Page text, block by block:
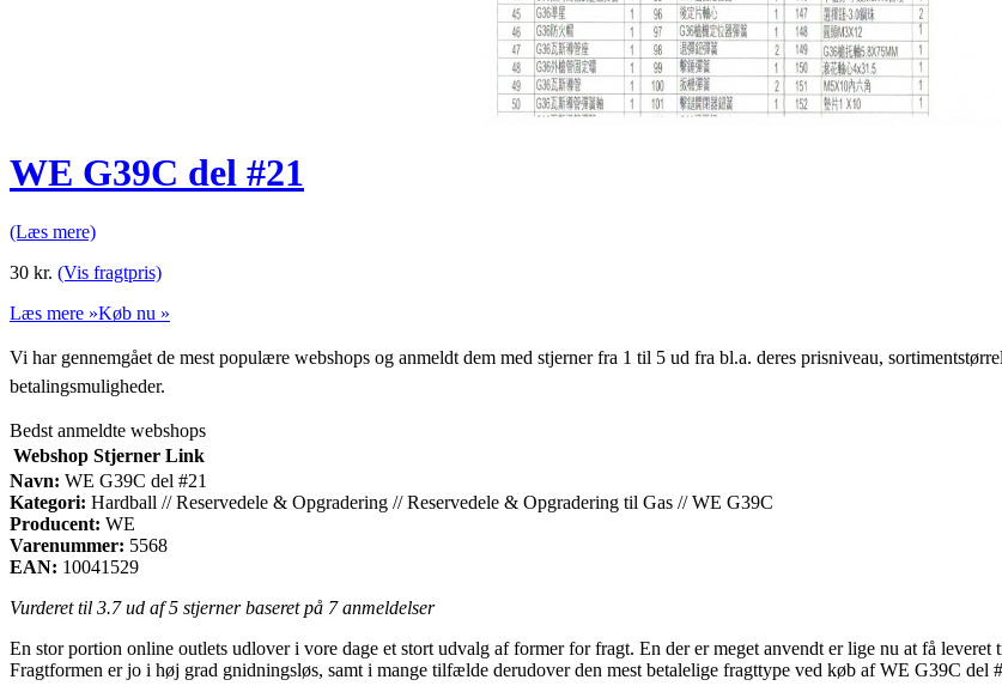
WE G39C del #21
(Læs mere)
30 kr. (Vis fragtpris)
Læs mere »Køb nu »
Vi har gennemgået de mest populære webshops og anmeldt dem med stjerner fra 1 til 5 ud fra bl.a. deres prisniveau,
betalingsmuligheder.
Bedst anmeldte webshops
Webshop Stjerner Link
Navn: WE G39C del #21
Kategori: Hardball // Reservedele & Opgradering // Reservedele & Opgradering til Gas // WE G39C
Producent: WE
Varenummer: 5568
EAN: 10041529
Vurderet til 3.7ud af 5 stjerner baseret på 7anmeldelser
En stor portion online outlets udlover i vore dage et stort udvalg af former for fragt. En der er meget anvendt er lige nu at få
Fragtformen er jo i høj grad gnidningsløs, samt i mange tilfælde derudover den mest betalelige fragttype ved køb af WE G39C del